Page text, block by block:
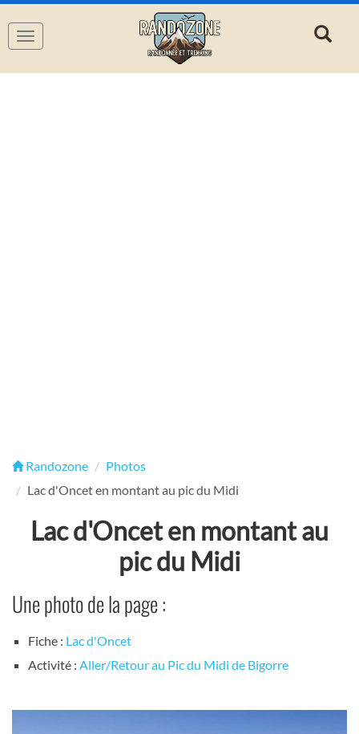
Navigation
Randozone
Photos
Lac d'Oncet en montant au pic du Midi
Lac d'Oncet en montant au
pic du Midi
Une photo de la page :
Fiche : Lac d'Oncet
Activité : Aller/Retour au Pic du Midi de Bigorre